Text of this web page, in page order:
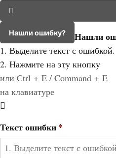
Нашли ошибку? Нашли
1. Выделите текст с ошибкой.
2. Нажмите на эту кнопку
или Ctrl + E / Command + E
на клавиатуре
Текст ошибки*